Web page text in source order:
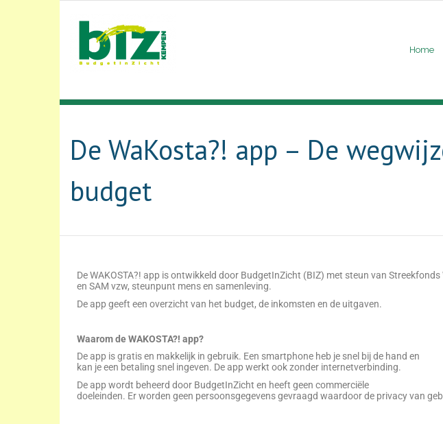
Home
De WaKosta?! app – De
budget
De WAKOSTA?! app is ontwikkeld door BudgetInZicht (BIZ) met steun van Streekfonds
en SAM vzw, steunpunt mens en samenleving.
De app geeft een overzicht van het budget, de inkomsten en de uitgaven.
Waarom de WAKOSTA?! app?
De app is gratis en makkelijk in gebruik. Een smartphone heb je snel bij de hand en
kan je een betaling snel ingeven. De app werkt ook zonder internetverbinding.
De app wordt beheerd door BudgetInZicht en heeft geen commerciële
doeleinden. Er worden geen persoonsgegevensgevraagd waardoorde privacy van